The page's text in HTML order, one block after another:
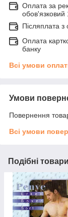
Оплата за
обов'язковий
Післяплата
Оплата
банку
Всі умови
Умови
Повернення
Всі умови
Подібні